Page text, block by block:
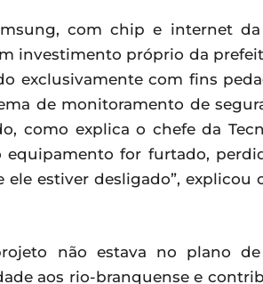
com chip e internet
investimento próprio da
exclusivamente com fins
de monitoramento de
como explica o chefe da
equipamento for furtado,
estiver desligado”, explicou
não estava no plano de
aos rio-branquense e